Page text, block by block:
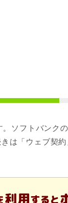
ソフトバンク
は「ウェブ契